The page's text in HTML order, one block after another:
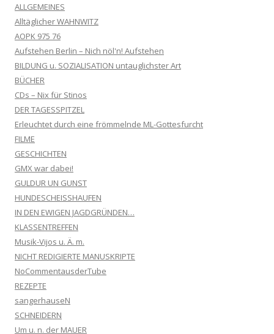
ALLGEMEINES
Alltäglicher WAHNWITZ
AOPK 975 76
Aufstehen Berlin – Nich nöl'n! Aufstehen
BILDUNG u. SOZIALISATION untauglichster Art
BÜCHER
CDs – Nix für Stinos
DER TAGESSPITZEL
Erleuchtet durch eine frömmelnde ML-Gottesfurcht
FILME
GESCHICHTEN
GMX war dabei!
GULDUR UN GUNST
HUNDESCHEISSHAUFEN
IN DEN EWIGEN JAGDGRÜNDEN…
KLASSENTREFFEN
Musik-Vijos u. Ä. m.
NICHT REDIGIERTE MANUSKRIPTE
NoCommentausderTube
REZEPTE
sangerhauseN
SCHNEIDERN
Um u. n. der MAUER